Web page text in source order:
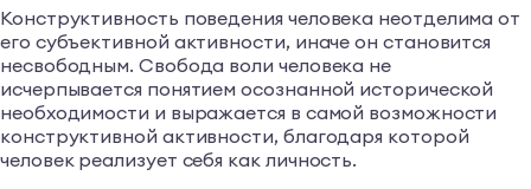
Конструктивность поведения человека неотделима от
его субъективной активности, иначе он становится
несвободным. Свобода воли человека не
исчерпывается понятием осознанной исторической
необходимости и выражается в самой возможности
конструктивной активности, благодаря которой
человек реализует себя как личность.